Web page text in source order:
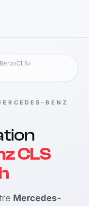
›CLS ›
BENZ
CLS
Mercedes-